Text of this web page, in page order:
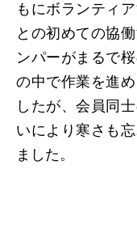
もにボランティ
との初めての協
ンパーがまるで
の中で作業を進
したが、会員同
いにより寒さも
ました。